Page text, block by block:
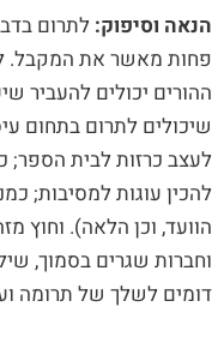
הנאה וסיפוק: לתרום
פחות מאשר את המקבל.
ההורים יכולים להעביר
שיכולים לתרום בתחום
לעצב כרזות לבית הספר;
להכין עוגות למסיבות;
הוועד, וכן הלאה). וחוץ
וחברות שגרים בסמוך,
דומים לשלך של תרומה